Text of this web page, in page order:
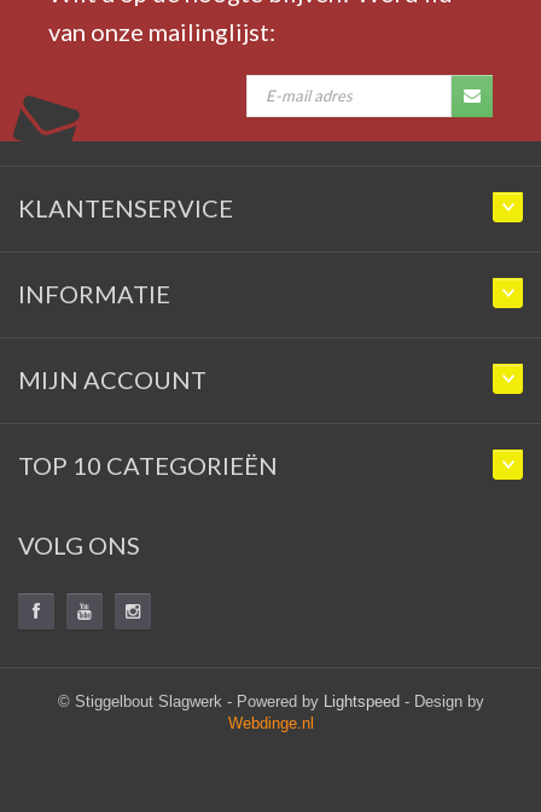
van onze mailinglijst:
KLANTENSERVICE
INFORMATIE
MIJN ACCOUNT
TOP 10 CATEGORIEËN
VOLG ONS
© Stiggelbout Slagwerk - Powered by Lightspeed- Design by
Webdinge.nl